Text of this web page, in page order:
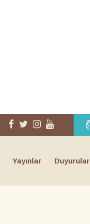
Yayınlar Duyurular